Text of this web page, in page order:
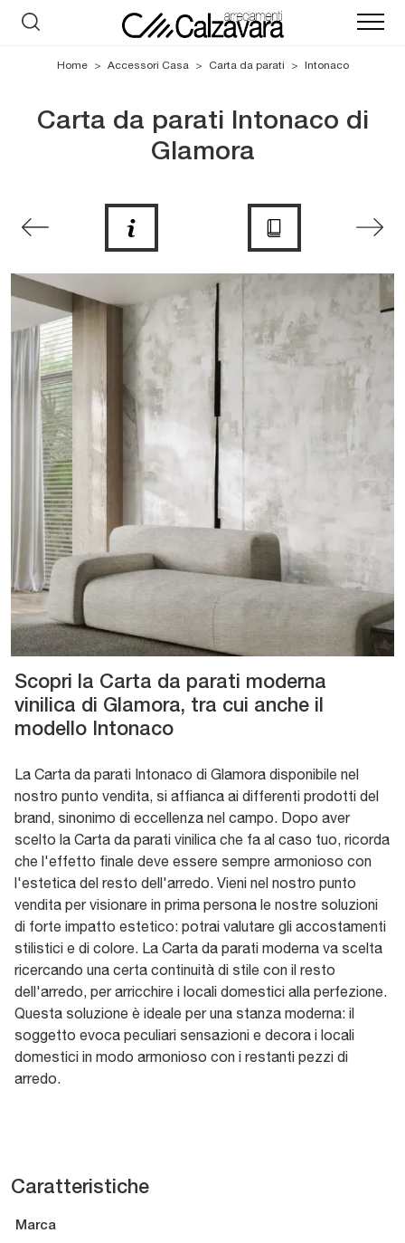
Home > Accessori Casa > Carta da parati > Intonaco
Carta da parati Intonaco di
Glamora
Scopri la Carta da parati moderna
vinilica di Glamora, tra cui anche il
modello Intonaco
La Carta da parati Intonaco di Glamora disponibile nel
nostro punto vendita, si affianca ai differenti prodotti del
brand, sinonimo di eccellenza nel campo. Dopo aver
scelto la Carta da parati vinilica che fa al caso tuo, ricorda
che l'effetto finale deve essere sempre armonioso con
l'estetica del resto dell'arredo. Vieni nel nostro punto
vendita per visionare in prima persona le nostre soluzioni
di forte impatto estetico: potrai valutare gli accostamenti
stilistici e di colore. La Carta da parati moderna va scelta
ricercando una certa continuità di stile con il resto
dell'arredo, per arricchire i locali domestici alla perfezione.
Questa soluzione è ideale per una stanza moderna: il
soggetto evoca peculiari sensazioni e decora i locali
domestici in modo armonioso con i restanti pezzi di
arredo.
Caratteristiche
Marca